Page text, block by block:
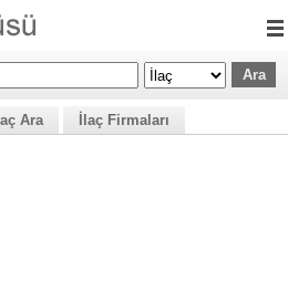
İlaç Ara İlaç Firmaları